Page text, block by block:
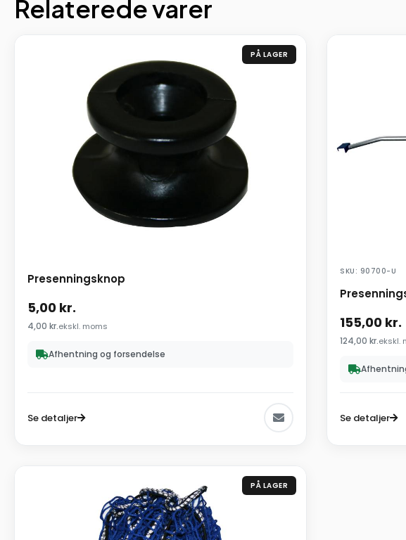
Relaterede varer
PÅ LAGER
Presenningsknop
5,00 kr.
4,00 kr.ekskl. moms
Afhentning og forsendelse
Se detaljer
SKU: 90700-U
155,00 kr.
124,00 kr.ekskl.
Se detaljer
PÅ LAGER